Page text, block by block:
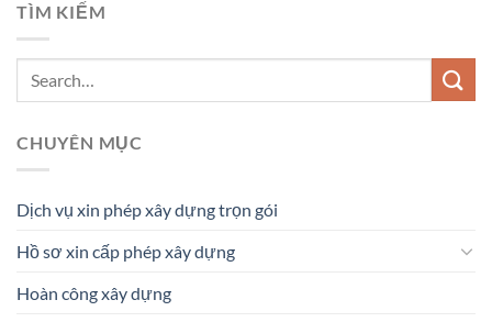
TÌM KIẾM
CHUYÊN MỤC
Dịch vụ xin phép xây dựng trọn gói
Hồ sơ xin cấp phép xây dựng
Hoàn công xây dựng